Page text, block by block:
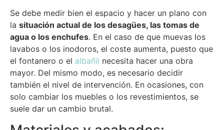
Se debe medir bien el espacio y hacer un plano con
la situación actual de los desagües, las tomas de
agua o los enchufes. En el caso de que muevas los
lavabos o los inodoros, el coste aumenta, puesto que
el fontanero o el albañil necesita hacer una obra
mayor. Del mismo modo, es necesario decidir
también el nivel de intervención. En ocasiones, con
solo cambiar los muebles o los revestimientos, se
suele dar un cambio brutal.